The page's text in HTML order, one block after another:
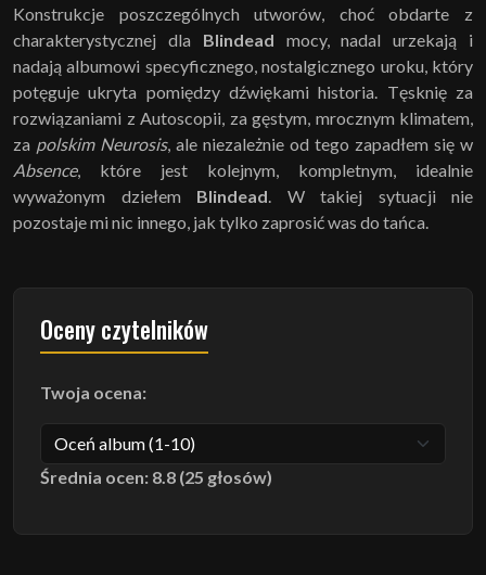
Konstrukcje poszczególnych utworów, choć obdarte z
charakterystycznej dla Blindead mocy, nadal urzekają i
nadają albumowi specyficznego, nostalgicznego uroku, który
potęguje ukryta pomiędzy dźwiękami historia. Tęsknię za
rozwiązaniami z Autoscopii, za gęstym, mrocznym klimatem,
za polskim Neurosis, ale niezależnie od tego zapadłem się w
Absence, które jest kolejnym, kompletnym, idealnie
wyważonym dziełem Blindead . W takiej sytuacji nie
pozostaje mi nic innego, jak tylko zaprosić was do tańca.
Oceny czytelników
Twoja ocena:
Średnia ocen: 8.8 (25 głosów)